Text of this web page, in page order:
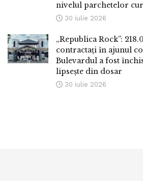
nivelul parchetelor
30 iulie 2026
„Republica Rock”:
contractați în ajunul
Bulevardul a fost
lipsește din dosar
30 iulie 2026